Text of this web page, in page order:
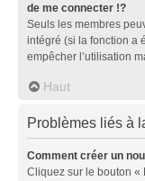
de me connecter !?
Seuls les membres
intégré (si la fonction a
empêcher l’utilisation
Haut
Problèmes liés à
Comment créer un
Cliquez sur le bouton «